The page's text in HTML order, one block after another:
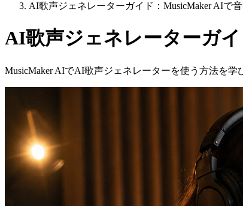
AI歌声ジェネレーターガイド：MusicMaker AIで
AI歌声ジェネレーターガ
MusicMaker AIでAI歌声ジェネレーターを使う方法を